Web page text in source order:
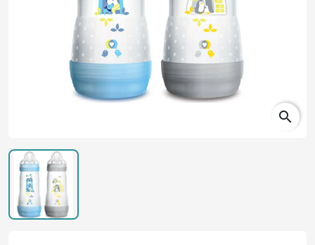
search